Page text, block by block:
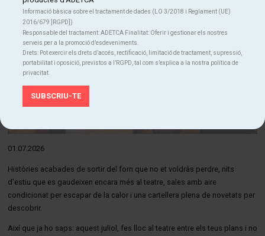
01.07.2026
Històries acabades de sortir del forn que no et voldràs perdre, nits
d'estiu que es gaudeixen encara més al teatre, sales amb aire
condicionat per escapar de la calor i una cartellera plena de novetats per
descobrir.
Així que ja ho saps: aquest juliol, fes lloc al teatre entre els teus plans i no
Informació bàsica sobre el tractament de dades (LO 3/2018 i Reglament (UE)
2016/679 ]RGPD])
Responsable del tractament: ADETCA Finalitat: Oferir i gestionar els nostres
serveis per a la promoció d’esdeveniments.
Drets: Pot exercir els drets d’accés, rectificació, limitació de tractament, supressió,
portabilitat i oposició, previstos a l’RGPD, tal com s’explica a la nostra política de
privacitat.